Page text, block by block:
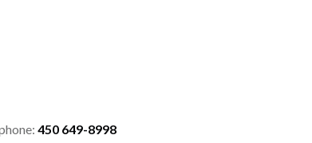
450 649-8998